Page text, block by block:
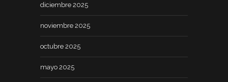
diciembre 2025
noviembre 2025
octubre 2025
mayo 2025